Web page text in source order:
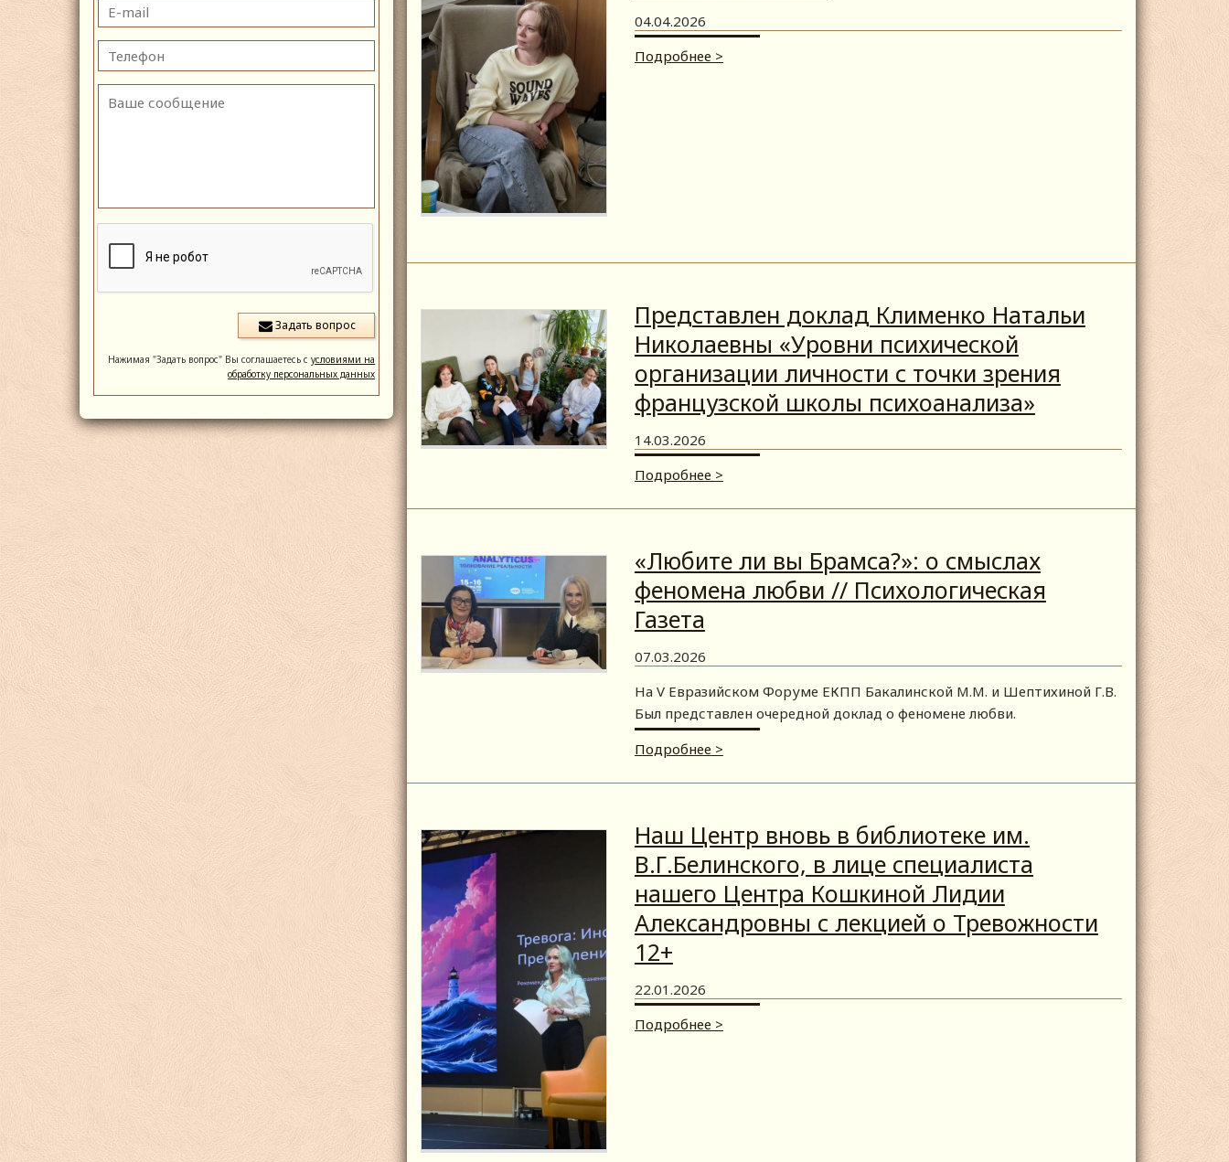
Нажимая "Задать вопрос" Вы соглашаетесь сусловиями на
обработку персональных данных
04.04.2026
Подробнее >
Представлен доклад Клименко Натальи
Николаевны «Уровни психической
организации личности с точки зрения
французской школы психоанализа»
14.03.2026
Подробнее >
«Любите ли вы Брамса?»: о смыслах
феномена любви // Психологическая
Газета
07.03.2026
На V Евразийском Форуме ЕКПП Бакалинской М.М. и Шептихиной Г.В.
Был представлен очередной доклад о феномене любви.
Подробнее >
Наш Центр вновь в библиотеке им.
В.Г.Белинского, в лице специалиста
нашего Центра Кошкиной Лидии
Александровны с лекцией о Тревожности
12+
22.01.2026
Подробнее >